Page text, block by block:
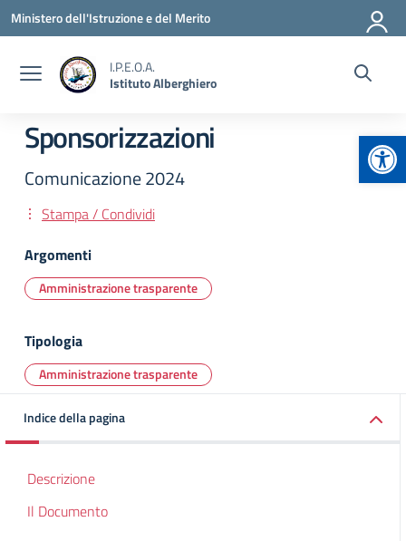
Vai ai contenuti
Vai al menu di navigazione
Vai al footer
Ministero dell'Istruzione e del Merito
I.P.E.O.A.
Istituto Alberghiero
Sponsorizzazioni
Comunicazione 2024
Stampa / Condividi
Argomenti
Amministrazione trasparente
Tipologia
Amministrazione trasparente
Indice della pagina
Descrizione
Il Documento